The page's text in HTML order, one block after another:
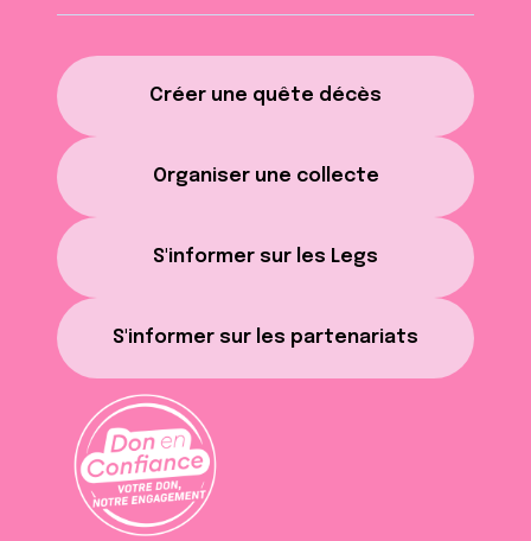
Créer une quête décès
Organiser une collecte
S'informer sur les Legs
S'informer sur les partenariats